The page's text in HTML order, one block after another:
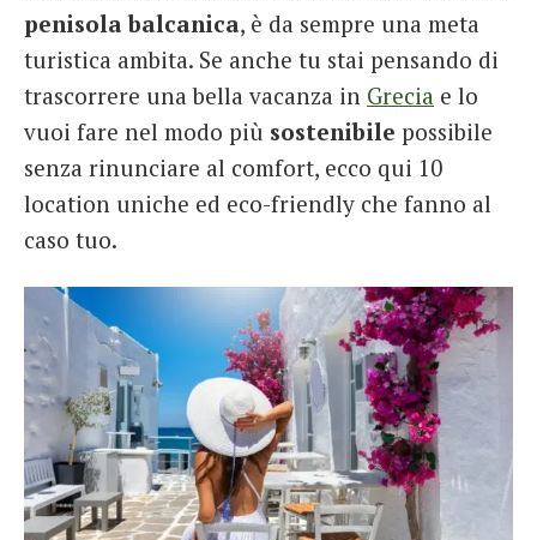
penisola balcanica, è da sempre una meta
turistica ambita. Se anche tu stai pensando di
trascorrere una bella vacanza in Grecia e lo
vuoi fare nel modo più sostenibile possibile
senza rinunciare al comfort, ecco qui 10
location uniche ed eco-friendly che fanno al
caso tuo.